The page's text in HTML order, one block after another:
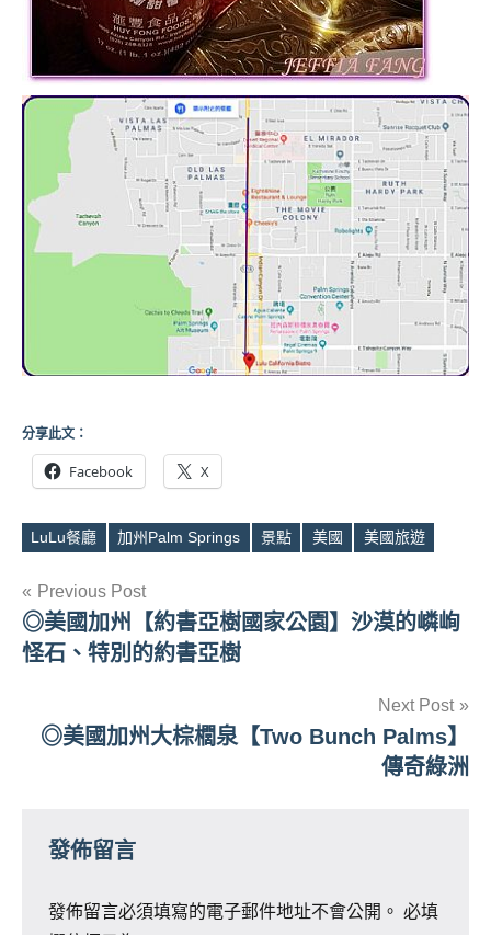
分享此文：
Facebook X
Tags
LuLu餐廳 加州Palm Springs 景點 美國 美國旅遊
文
章
覽
Previous Post
◎美國加州【約書亞樹國家公園】沙漠的嶙峋
怪石、特別的約書亞樹
Next Post
◎美國加州大棕櫚泉【Two Bunch Palms】
傳奇綠洲
發佈留言
發佈留言必須填寫的電子郵件地址不會公開。 必填